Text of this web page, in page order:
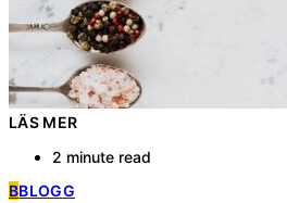
LÄS MER
2 minute read
BBLOGG